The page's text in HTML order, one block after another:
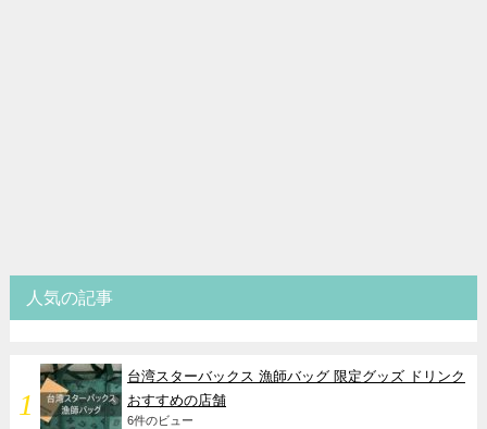
人気の記事
台湾スターバックス 漁師バッグ 限定グッズ ドリンク
おすすめの店舗
6件のビュー